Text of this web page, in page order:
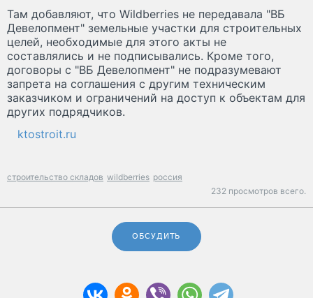
Там добавляют, что Wildberries не передавала "ВБ
Девелопмент" земельные участки для строительных
целей, необходимые для этого акты не
составлялись и не подписывались. Кроме того,
договоры с "ВБ Девелопмент" не подразумевают
запрета на соглашения с другим техническим
заказчиком и ограничений на доступ к объектам для
других подрядчиков.
ktostroit.ru
строительство складов wildberries россия
232 просмотров всего.
ОБСУДИТЬ